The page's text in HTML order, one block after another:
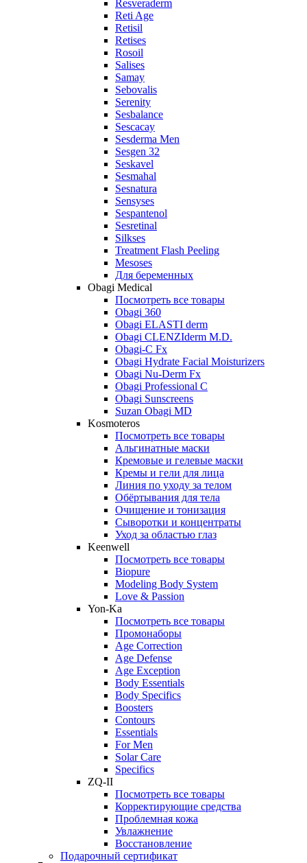
Resveraderm
Reti Age
Retisil
Retises
Rosoil
Salises
Samay
Sebovalis
Serenity
Sesbalance
Sescacay
Sesderma Men
Sesgen 32
Seskavel
Sesmahal
Sesnatura
Sensyses
Sespantenol
Sesretinal
Silkses
Treatment Flash Peeling
Mesoses
Для беременных
Obagi Medical
Посмотреть все товары
Obagi 360
Obagi ELASTI derm
Obagi CLENZIderm M.D.
Obagi-C Fx
Obagi Hydrate Facial Moisturizers
Obagi Nu-Derm Fx
Obagi Professional C
Obagi Sunscreens
Suzan Obagi MD
Kosmoteros
Посмотреть все товары
Альгинатные маски
Кремовые и гелевые маски
Кремы и гели для лица
Линия по уходу за телом
Обёртывания для тела
Очищение и тонизация
Сыворотки и концентраты
Уход за областью глаз
Keenwell
Посмотреть все товары
Biopure
Modeling Body System
Love & Passion
Yon-Ka
Посмотреть все товары
Промонаборы
Age Correction
Age Defense
Age Exception
Body Essentials
Body Specifics
Boosters
Contours
Essentials
For Men
Solar Care
Specifics
ZQ-II
Посмотреть все товары
Корректирующие средства
Проблемная кожа
Увлажнение
Восстановление
Подарочный сертификат